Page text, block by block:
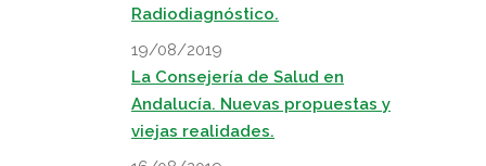
Radiodiagnóstico.
19/08/2019
La Consejería de Salud en
Andalucía. Nuevas propuestas y
viejas realidades.